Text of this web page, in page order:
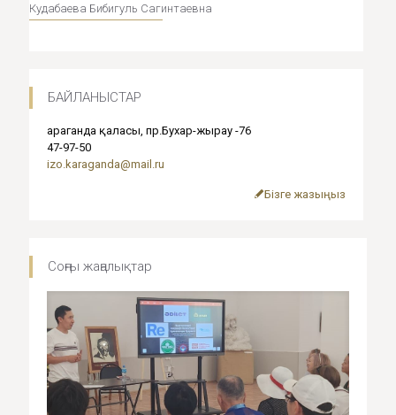
Кудабаева Бибигуль Сагинтаевна
БАЙЛАНЫСТАР
Қараганда қаласы, пр.Бухар-жырау -76
47-97-50
izo.karaganda@mail.ru
Бізге жазыңыз
Соңғы жаңалықтар